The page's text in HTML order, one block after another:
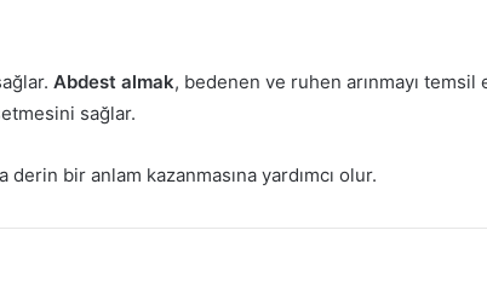
Abdest almak, bedenen ve ruhen arınmayı temsil
sağlar.
bir anlam kazanmasına yardımcı olur.